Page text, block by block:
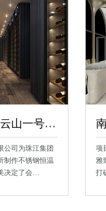
广州珠光地产云山一号会所
公司为珠江集团
制作不锈钢恒温
决定了会…
项
雅
打